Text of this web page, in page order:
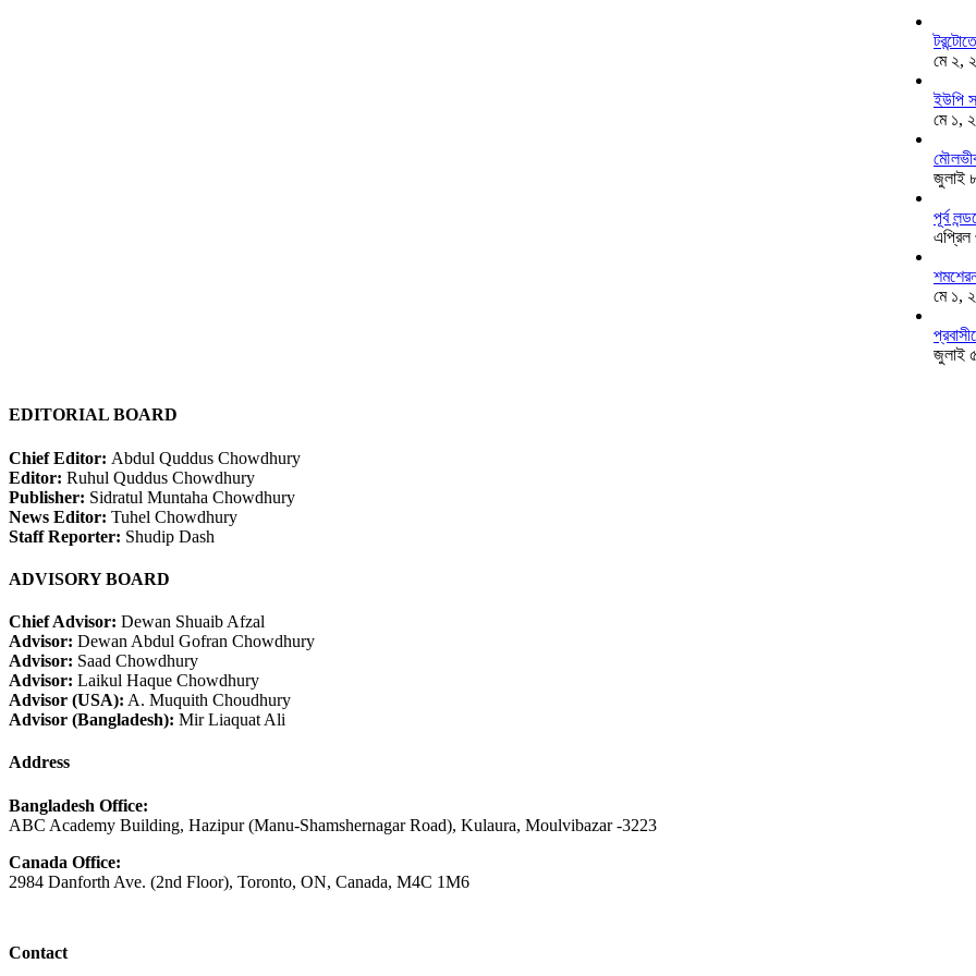
মে ২,
ইউপি
মে ১,
জুলাই
পূর্ব
মে ১,
জুলাই
EDITORIAL BOARD
Chief Editor: Abdul Quddus Chowdhury
Editor: Ruhul Quddus Chowdhury
Publisher: Sidratul Muntaha Chowdhury
News Editor: Tuhel Chowdhury
Staff Reporter: Shudip Dash
ADVISORY BOARD
Chief Advisor: Dewan Shuaib Afzal
Advisor: Dewan Abdul Gofran Chowdhury
Advisor: Saad Chowdhury
Advisor: Laikul Haque Chowdhury
Advisor (USA): A. Muquith Choudhury
Advisor (Bangladesh): Mir Liaquat Ali
Address
Bangladesh Office:
ABC Academy Building, Hazipur (Manu-Shamshernagar Road), Kulaura, Moulvibazar -3223
Canada Office:
2984 Danforth Ave. (2nd Floor), Toronto, ON, Canada, M4C 1M6
Contact